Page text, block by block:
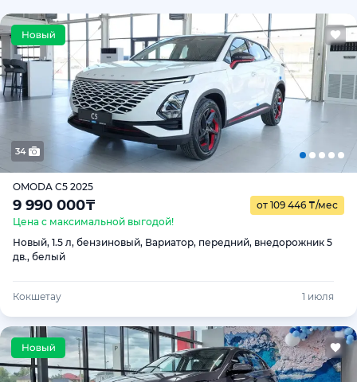
34
OMODA C5 2025
9 990 000₸ от 109 446 ₸/мес
Цена с максимальной выгодой!
Новый, 1.5 л, бензиновый, Вариатор, передний, внедорожник 5
дв., белый
Кокшетау 1 июля